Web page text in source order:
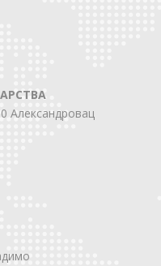
Александровац